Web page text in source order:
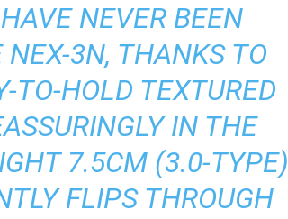
NEVER BEEN
3N, THANKS TO
TO-HOLD TEXTURED
IN THE
7.5CM (3.0-TYPE)
FLIPS THROUGH